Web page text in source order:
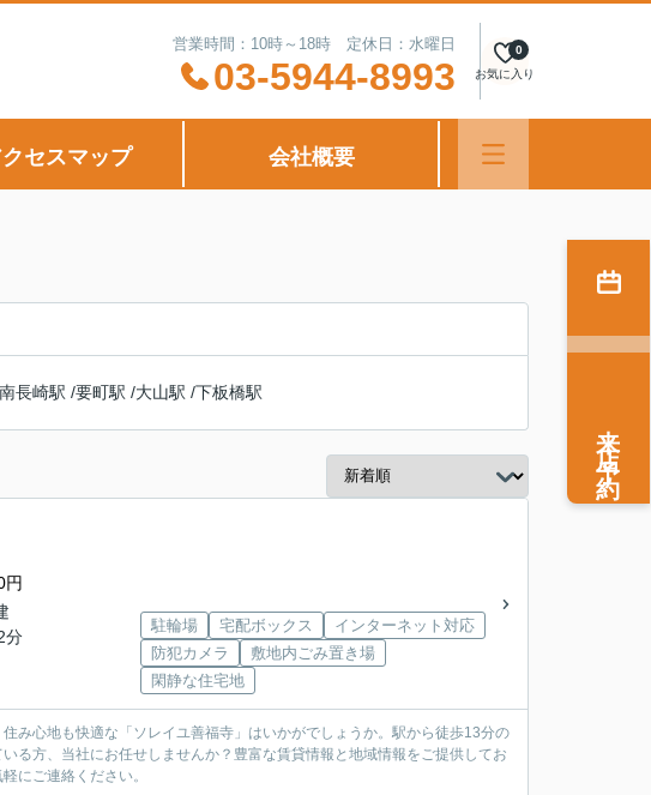
営業時間：10時～18時 定休日：水曜日
03-5944-8993 お気に入り
0
セスマップ 会社概要
長崎駅 /要町駅 /大山駅 /下板橋駅
円
分
駐輪場 宅配ボックス
インターネット対応
防犯カメラ
敷地内ごみ置き場
閑静な住宅地
み心地も快適な「ソレイユ善福寺」はいかがでしょうか。駅から徒歩13分の
る方、当社にお任せしませんか？豊富な賃貸情報と地域情報をご提供してお
にご連絡ください。
来店予約